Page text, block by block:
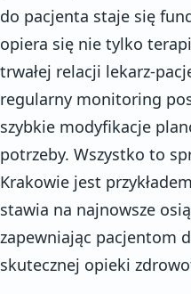
do pacjenta staje się
opiera się nie tylko
trwałej relacji lekarz-
regularny monitoring
szybkie modyfikacje
potrzeby. Wszystko to
Krakowie jest
stawia na najnowsze
zapewniając pacjentom
skutecznej opieki